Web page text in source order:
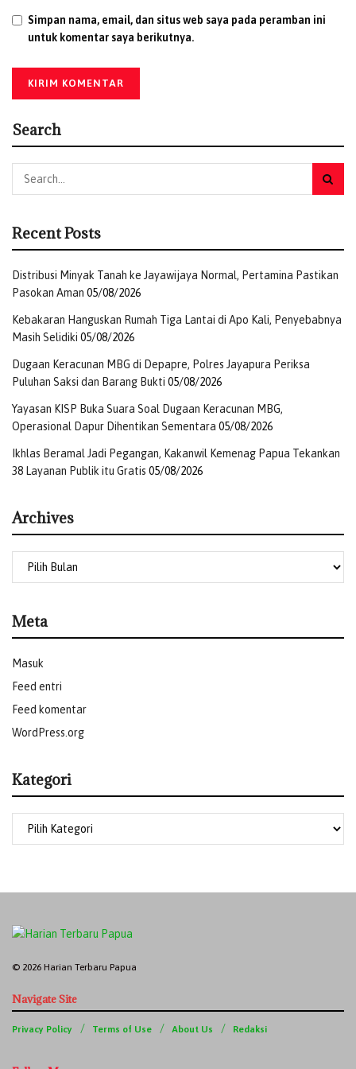
lingkungan di tengah masyarakat.(Rilis)
Simpan nama, email, dan situs web saya pada peramban ini
untuk komentar saya berikutnya.
Search
Recent Posts
Distribusi Minyak Tanah ke Jayawijaya Normal, Pertamina Pastikan
Pasokan Aman 05/08/2026
Kebakaran Hanguskan Rumah Tiga Lantai di Apo Kali, Penyebabnya
Masih Selidiki 05/08/2026
Dugaan Keracunan MBG di Depapre, Polres Jayapura Periksa
Puluhan Saksi dan Barang Bukti 05/08/2026
Yayasan KISP Buka Suara Soal Dugaan Keracunan MBG,
Operasional Dapur Dihentikan Sementara 05/08/2026
Ikhlas Beramal Jadi Pegangan, Kakanwil Kemenag Papua Tekankan
38 Layanan Publik itu Gratis 05/08/2026
Archives
Meta
Masuk
Feed entri
Feed komentar
WordPress.org
Kategori
© 2026 Harian Terbaru Papua
Navigate Site
Privacy Policy Terms of Use About Us Redaksi